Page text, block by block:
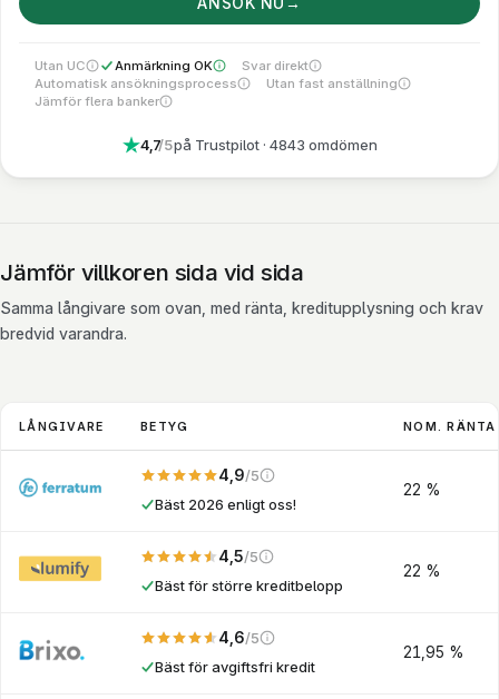
Utan UC
Kreditupplysning tas via UC
Anmärkning OK
Ansökan kan beviljas trots betalningsanmärkning
Svar direkt
Svar på ansökan: Inom 1 dygn
Automatisk ansökningsprocess
Ansökan handläggs manuellt, så utbetalningen kan dröja 1–2 dagar
Utan fast anställning
Kräver fast anställning och en
Jämför flera banker
Egen långivare, ansökan går till en bank
4,7/5på Trustpilot· 4843 omdömen
Jämför villkoren sida vid sida
Samma långivare som ovan, med ränta, kreditupplysning och krav
bredvid varandra.
LÅNGIVARE BETYG NOM. RÄNTA
4,9/5
Vårt eget betyg. Vägt på kostnad, utbetalning och
Bäst 2026 enligt oss!
22 %
4,5/5
Vårt eget betyg. Vägt på kostnad, utbetalning och
Bäst för större kreditbelopp
22 %
4,6/5
Vårt eget betyg. Vägt på kostnad, utbetalning och
Bäst för avgiftsfri kredit
21,95 %